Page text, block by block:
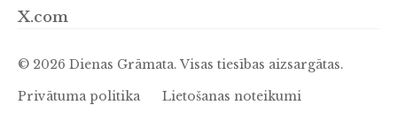
X.com
© 2026 Dienas Grāmata. Visas tiesības aizsargātas.
Privātuma politika
Lietošanas noteikumi